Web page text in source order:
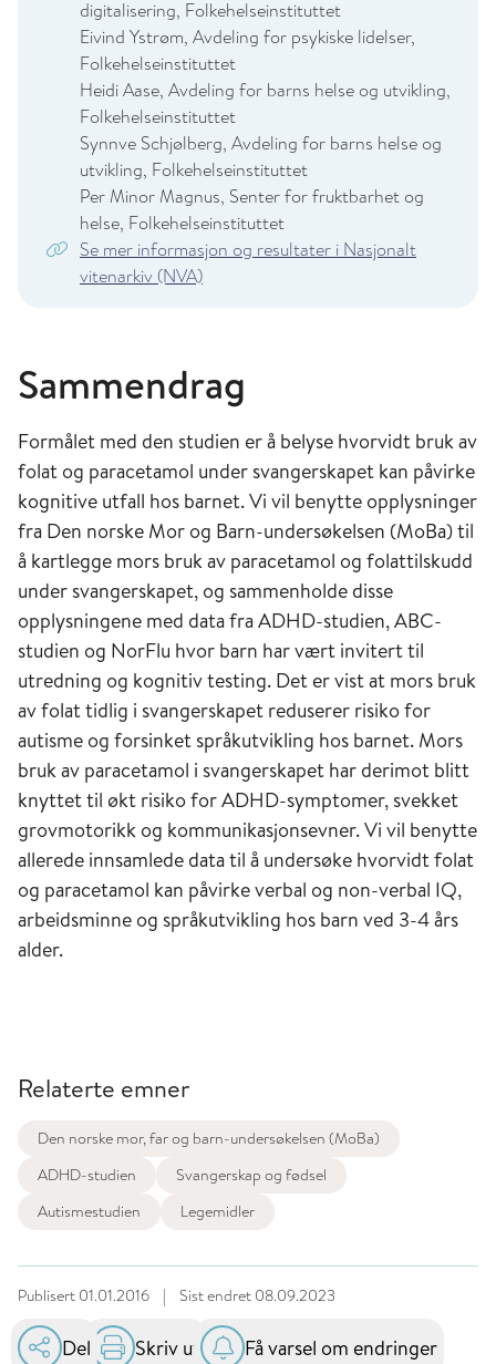
digitalisering, Folkehelseinstituttet
Eivind Ystrøm, Avdeling for psykiske lidelser,
Folkehelseinstituttet
Heidi Aase, Avdeling for barns helse og utvikling,
Folkehelseinstituttet
Synnve Schjølberg, Avdeling for barns helse og
utvikling, Folkehelseinstituttet
Per Minor Magnus, Senter for fruktbarhet og
helse, Folkehelseinstituttet
Se mer informasjon og resultater i Nasjonalt
vitenarkiv (NVA)
Sammendrag
Formålet med den studien er å belyse hvorvidt bruk av
folat og paracetamol under svangerskapet kan påvirke
kognitive utfall hos barnet. Vi vil benytte opplysninger
fra Den norske Mor og Barn-undersøkelsen (MoBa) til
å kartlegge mors bruk av paracetamol og folattilskudd
under svangerskapet, og sammenholde disse
opplysningene med data fra ADHD-studien, ABC-
studien og NorFlu hvor barn har vært invitert til
utredning og kognitiv testing. Det er vist at mors bruk
av folat tidlig i svangerskapet reduserer risiko for
autisme og forsinket språkutvikling hos barnet. Mors
bruk av paracetamol i svangerskapet har derimot blitt
knyttet til økt risiko for ADHD-symptomer, svekket
grovmotorikk og kommunikasjonsevner. Vi vil benytte
allerede innsamlede data til å undersøke hvorvidt folat
og paracetamol kan påvirke verbal og non-verbal IQ,
arbeidsminne og språkutvikling hos barn ved 3-4 års
alder.
Relaterte emner
Den norske mor, far og barn-undersøkelsen (MoBa)
ADHD-studien
Svangerskap og fødsel
Autismestudien
Legemidler
Publisert 01.01.2016 | Sist endret 08.09.2023
Del Skriv ut Få varsel om endringer